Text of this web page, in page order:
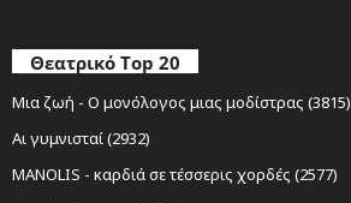
Θεατρικό Top 20
Μια ζωή - Ο μονόλογος μιας μοδίστρας (3815)
Αι γυμνισταί (2932)
MANOLIS - καρδιά σε τέσσερις χορδές (2577)